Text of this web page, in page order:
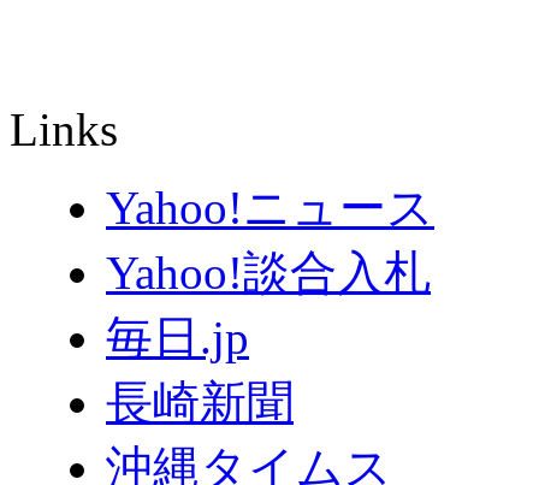
Links
Yahoo!ニュース
Yahoo!談合入札
毎日.jp
長崎新聞
沖縄タイムス